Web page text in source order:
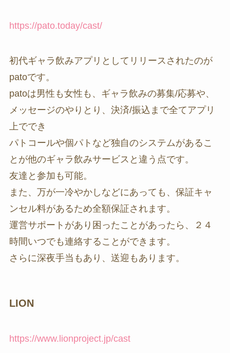
https://pato.today/cast/
初代ギャラ飲みアプリとしてリリースされたのが
patoです。
patoは男性も女性も、ギャラ飲みの募集/応募や、
メッセージのやりとり、決済/振込まで全てアプリ
上ででき
パトコールや個パトなど独自のシステムがあるこ
とが他のギャラ飲みサービスと違う点です。
友達と参加も可能。
また、万が一冷やかしなどにあっても、保証キャ
ンセル料があるため全額保証されます。
運営サポートがあり困ったことがあったら、２４
時間いつでも連絡することができます。
さらに深夜手当もあり、送迎もあります。
LION
https://www.lionproject.jp/cast